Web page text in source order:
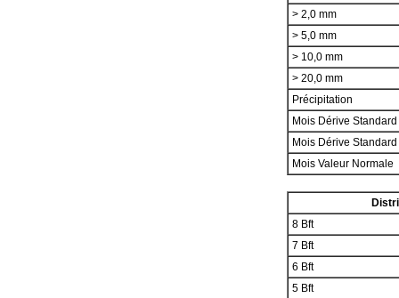
> 2,0 mm
> 5,0 mm
> 10,0 mm
> 20,0 mm
Précipitation
Mois Dérive Standard
Mois Dérive Standard
Mois Valeur Normale
8 Bft
7 Bft
6 Bft
5 Bft